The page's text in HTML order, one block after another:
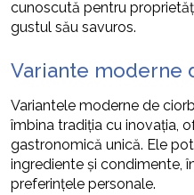
cunoscută pentru
gustul său savuros.
Variante moderne
Variantele moderne de
îmbina tradiția cu inovația,
gastronomică unică. Ele
ingrediente și condimente,
preferințele personale.